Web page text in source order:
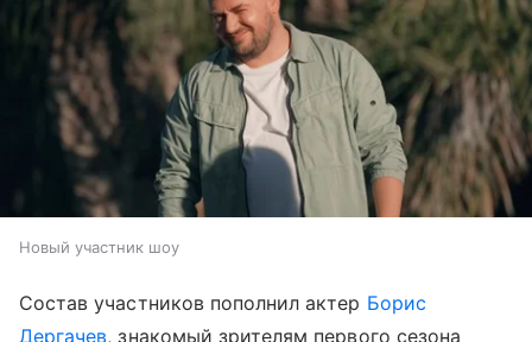
Новый участник шоу
Состав участников пополнил актер Борис
Дергачев, знакомый зрителям первого сезона